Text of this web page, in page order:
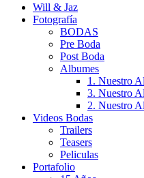
Will & Jaz
Fotografía
BODAS
Pre Boda
Post Boda
Albumes
1. Nuestro
3. Nuestro
2. Nuestro
Videos Bodas
Trailers
Teasers
Peliculas
Portafolio